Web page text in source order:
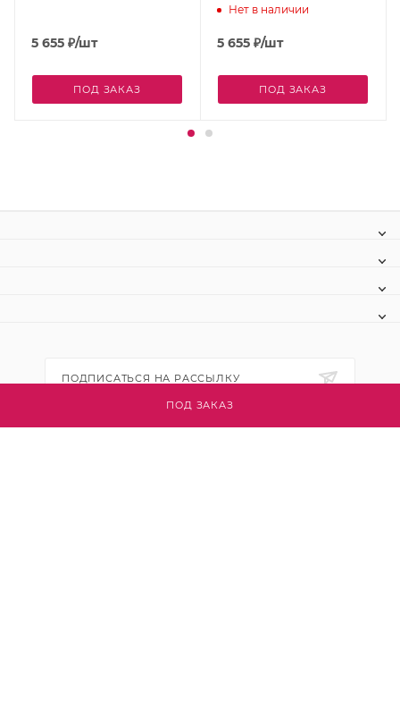
ПОД ЗАКАЗ
5 655 ₽/шт
ПОД ЗАКАЗ
Нет в наличии
5 655 ₽/шт
ПОД ЗАКАЗ
ПОДПИСАТЬСЯ НА РАССЫЛКУ